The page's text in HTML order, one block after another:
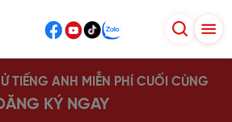
TIẾNG ANH MIỄN PHÍ CUỐI CÙNG
KÝ NGAY